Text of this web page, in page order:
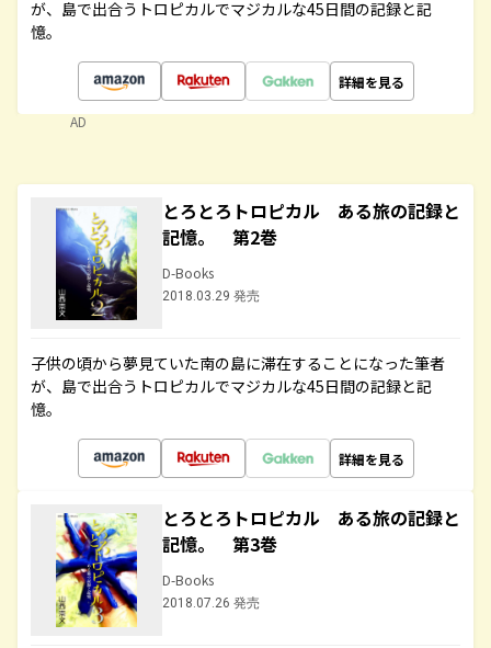
が、島で出合うトロピカルでマジカルな45日間の記録と記
憶。
詳細を見る
AD
とろとろトロピカル ある旅の記録と
記憶。 第2巻
D-Books
2018.03.29 発売
子供の頃から夢見ていた南の島に滞在することになった筆者
が、島で出合うトロピカルでマジカルな45日間の記録と記
憶。
詳細を見る
とろとろトロピカル ある旅の記録と
記憶。 第3巻
D-Books
2018.07.26 発売